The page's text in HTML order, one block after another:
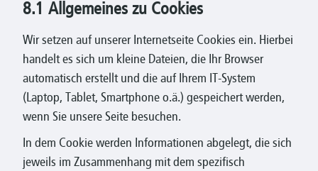
8.1 Allgemeines zu Cookies
Wir setzen auf unserer Internetseite Cookies ein. Hierbei
handelt es sich um kleine Dateien, die Ihr Browser
automatisch erstellt und die auf Ihrem IT-System
(Laptop, Tablet, Smartphone o.ä.) gespeichert werden,
wenn Sie unsere Seite besuchen.
In dem Cookie werden Informationen abgelegt, die sich
jeweils im Zusammenhang mit dem spezifisch